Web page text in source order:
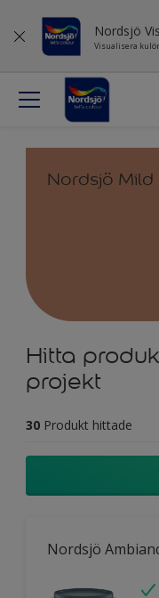
Nordsjö
Visualisera
Nordsjö
Hitta
projekt
30 Produkt hittade
Nordsjö